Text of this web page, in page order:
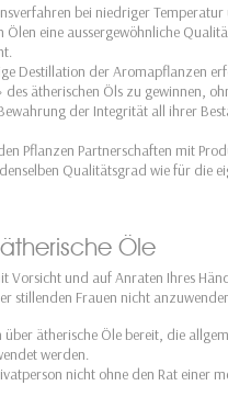
bei niedriger
eine aussergewöhnliche
Destillation der Aromapflanzen
ätherischen Öls zu gewinnen,
der Integrität all ihrer
Pflanzen Partnerschaften mit
Qualitätsgrad wie für die
Öle
Vorsicht und auf Anraten Ihres
stillenden Frauen nicht
über ätherische Öle bereit, die
werden.
nicht ohne den Rat einer